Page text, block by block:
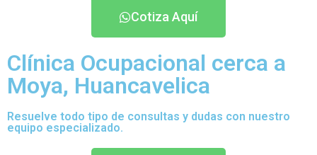
Cotiza Aquí
Clínica Ocupacional cerca a
Moya, Huancavelica
Resuelve todo tipo de consultas y dudas con nuestro
equipo especializado.